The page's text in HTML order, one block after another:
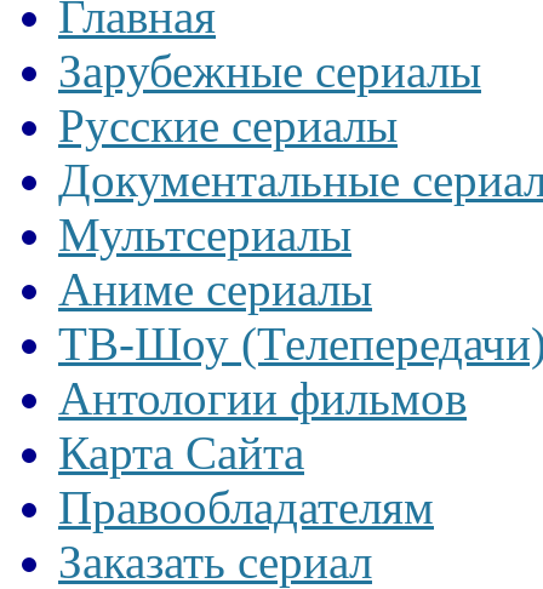
Главная
Зарубежные сериалы
Русские сериалы
Документальные
Мультсериалы
Аниме сериалы
ТВ-Шоу
Антологии фильмов
Карта Сайта
Правообладателям
Заказать сериал